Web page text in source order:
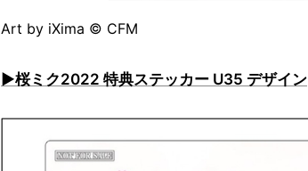
Art by iXima © CFM
▶桜ミク2022 特典ステッカー U35 デザイン